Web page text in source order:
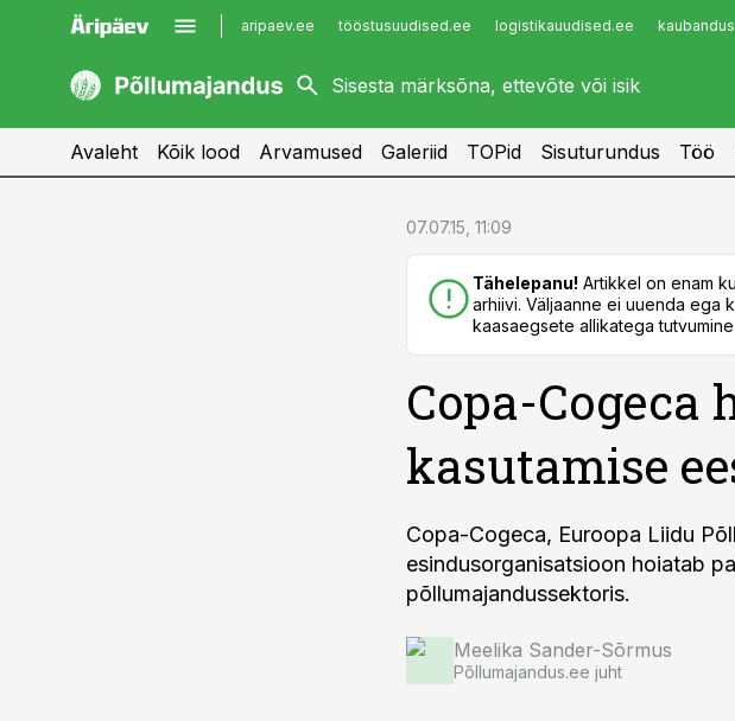
aripaev.ee tööstusuudised.ee logistikauudised.ee
kaubandus.ee
kinnisvarauudised.ee
imelineajalugu.ee
Infopank
Avaleht Kõik lood Arvamused Galeriid TOPid Sisuturundus Töö
07.07.15, 11:09
Tähelepanu! Artikkel on enam
arhiivi. Väljaanne ei uuenda ega
kaasaegsete allikatega tutvumine
Copa-Cogeca
kasutamise
Copa-Cogeca, Euroopa Liidu
esindusorganisatsioon hoiatab
põllumajandussektoris.
Meelika Sander-Sõrmus
Põllumajandus.ee juht